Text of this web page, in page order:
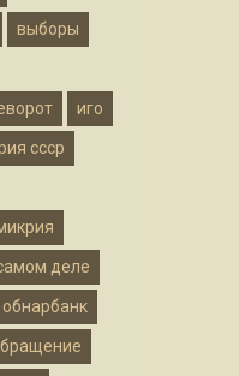
выборы
иго
ссср
деле
обнарбанк